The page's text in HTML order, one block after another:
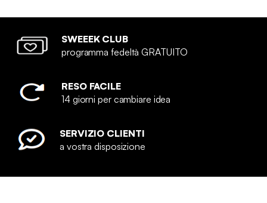
SWEEEK CLUB
programma fedeltà GRATUITO
RESO FACILE
14 giorni per cambiare idea
SERVIZIO CLIENTI
a vostra disposizione